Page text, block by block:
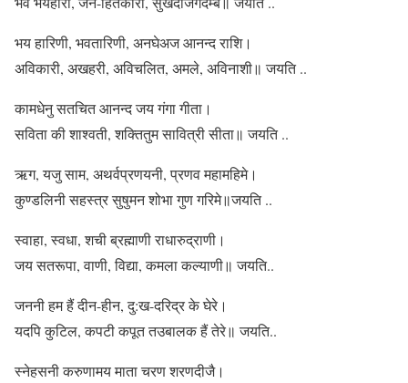
भय हारिणी, भवतारिणी, अनघेअज आनन्द राशि।
अविकारी, अखहरी, अविचलित, अमले, अविनाशी॥ जयति ..
कामधेनु सतचित आनन्द जय गंगा गीता।
सविता की शाश्वती, शक्तितुम सावित्री सीता॥ जयति ..
ऋग, यजु साम, अथर्वप्रणयनी, प्रणव महामहिमे।
कुण्डलिनी सहस्त्र सुषुमन शोभा गुण गरिमे॥जयति ..
स्वाहा, स्वधा, शची ब्रह्माणी राधारुद्राणी।
जय सतरूपा, वाणी, विद्या, कमला कल्याणी॥ जयति..
जननी हम हैं दीन-हीन, दु:ख-दरिद्र के घेरे।
यदपि कुटिल, कपटी कपूत तउबालक हैं तेरे॥ जयति..
स्नेहसनी करुणामय माता चरण शरणदीजै।